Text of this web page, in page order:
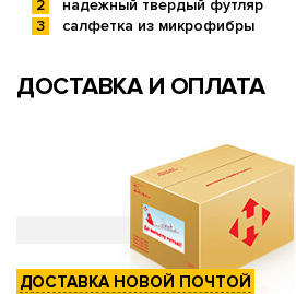
надежный твердый футляр
салфетка из микрофибры
ДОСТАВКА И ОПЛАТА
ДОСТАВКА НОВОЙ ПОЧТОЙ